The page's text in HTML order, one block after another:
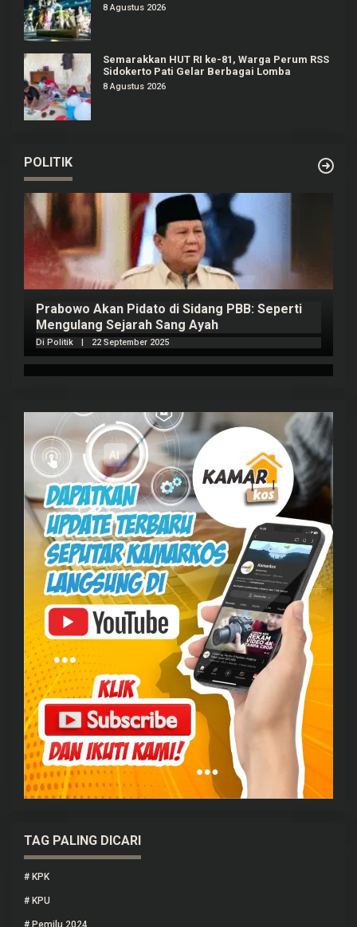
8 Agustus 2026
Semarakkan HUT RI ke-81, Warga Perum RSS
Sidokerto Pati Gelar Berbagai Lomba
8 Agustus 2026
POLITIK
Prabowo Akan Pidato di Sidang PBB: Seperti
Mengulang Sejarah Sang Ayah
Di Politik 22 September 2025
TAG PALING DICARI
# KPK
# KPU